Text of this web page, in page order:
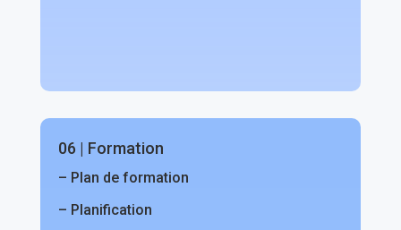
06 | Formation
– Plan de formation
– Planification